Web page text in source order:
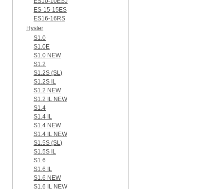
ES-15-15ES
ES16-16RS
Hyster
S1.0
S1.0E
S1.0 NEW
S1.2
S1.2S (SL)
S1.2S IL
S1.2 NEW
S1.2 IL NEW
S1.4
S1.4 IL
S1.4 NEW
S1.4 IL NEW
S1.5S (SL)
S1.5S IL
S1.6
S1.6 IL
S1.6 NEW
S1.6 IL NEW